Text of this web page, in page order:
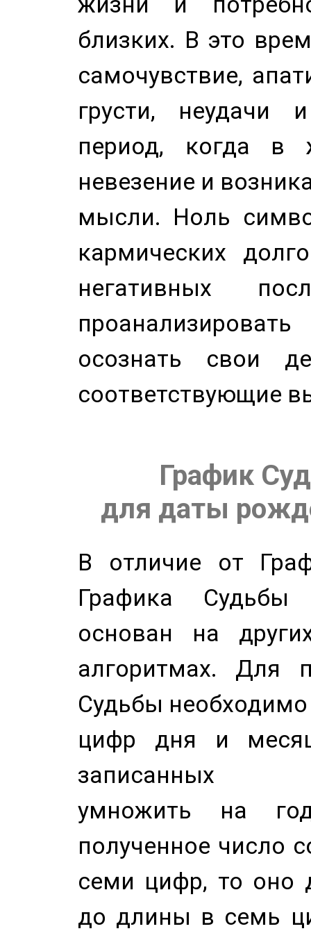
близких. В это
самочувствие,
грусти, неудачи
период, когда в
невезение и
мысли. Ноль
кармических
негативных
осознать свои
соответствующие
График
для даты
В отличие от
Графика
основан на
алгоритмах. Для
Судьбы
цифр дня и
записанных
умножить на
полученное число
семи цифр, то оно
до длины в семь